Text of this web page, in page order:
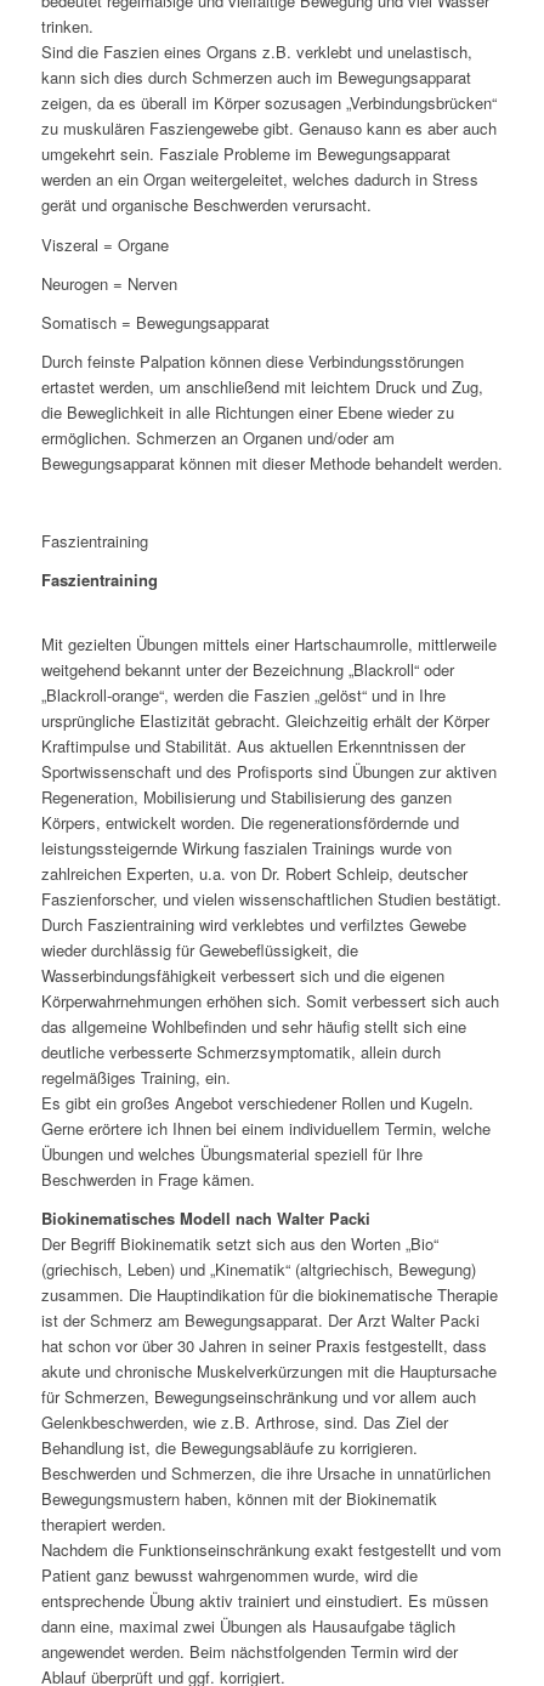
trinken.
Sind die Faszien eines Organs z.B. verklebt und unelastisch,
kann sich dies durch Schmerzen auch im Bewegungsapparat
zeigen, da es überall im Körper sozusagen „Verbindungsbrücken“
zu muskulären Fasziengewebe gibt. Genauso kann es aber auch
umgekehrt sein. Fasziale Probleme im Bewegungsapparat
werden an ein Organ weitergeleitet, welches dadurch in Stress
gerät und organische Beschwerden verursacht.
Viszeral = Organe
Neurogen = Nerven
Somatisch = Bewegungsapparat
Durch feinste Palpation können diese Verbindungsstörungen
ertastet werden, um anschließend mit leichtem Druck und Zug,
die Beweglichkeit in alle Richtungen einer Ebene wieder zu
ermöglichen. Schmerzen an Organen und/oder am
Bewegungsapparat können mit dieser Methode behandelt werden.
Faszientraining
Faszientraining
Mit gezielten Übungen mittels einer Hartschaumrolle, mittlerweile
weitgehend bekannt unter der Bezeichnung „Blackroll“ oder
„Blackroll-orange“, werden die Faszien „gelöst“ und in Ihre
ursprüngliche Elastizität gebracht. Gleichzeitig erhält der Körper
Kraftimpulse und Stabilität. Aus aktuellen Erkenntnissen der
Sportwissenschaft und des Profisports sind Übungen zur aktiven
Regeneration, Mobilisierung und Stabilisierung des ganzen
Körpers, entwickelt worden. Die regenerationsfördernde und
leistungssteigernde Wirkung faszialen Trainings wurde von
zahlreichen Experten, u.a. von Dr. Robert Schleip, deutscher
Faszienforscher, und vielen wissenschaftlichen Studien bestätigt.
Durch Faszientraining wird verklebtes und verfilztes Gewebe
wieder durchlässig für Gewebeflüssigkeit, die
Wasserbindungsfähigkeit verbessert sich und die eigenen
Körperwahrnehmungen erhöhen sich. Somit verbessert sich auch
das allgemeine Wohlbefinden und sehr häufig stellt sich eine
deutliche verbesserte Schmerzsymptomatik, allein durch
regelmäßiges Training, ein.
Es gibt ein großes Angebot verschiedener Rollen und Kugeln.
Gerne erörtere ich Ihnen bei einem individuellem Termin, welche
Übungen und welches Übungsmaterial speziell für Ihre
Beschwerden in Frage kämen.
Biokinematisches Modell nach Walter Packi
Der Begriff Biokinematik setzt sich aus den Worten „Bio“
(griechisch, Leben) und „Kinematik“ (altgriechisch, Bewegung)
zusammen. Die Hauptindikation für die biokinematische Therapie
ist der Schmerz am Bewegungsapparat. Der Arzt Walter Packi
hat schon vor über 30 Jahren in seiner Praxis festgestellt, dass
akute und chronische Muskelverkürzungen mit die Hauptursache
für Schmerzen, Bewegungseinschränkung und vor allem auch
Gelenkbeschwerden, wie z.B. Arthrose, sind. Das Ziel der
Behandlung ist, die Bewegungsabläufe zu korrigieren.
Beschwerden und Schmerzen, die ihre Ursache in unnatürlichen
Bewegungsmustern haben, können mit der Biokinematik
therapiert werden.
Nachdem die Funktionseinschränkung exakt festgestellt und vom
Patient ganz bewusst wahrgenommen wurde, wird die
entsprechende Übung aktiv trainiert und einstudiert. Es müssen
dann eine, maximal zwei Übungen als Hausaufgabe täglich
angewendet werden. Beim nächstfolgenden Termin wird der
Ablauf überprüft und ggf. korrigiert.